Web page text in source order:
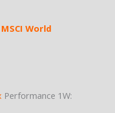
World
Performance 1W: